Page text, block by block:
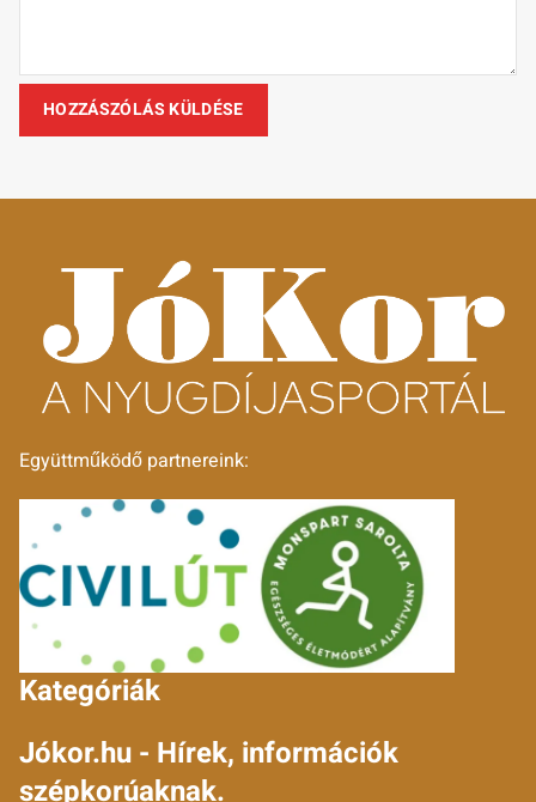
Együttműködő partnereink:
Kategóriák
Jókor.hu - Hírek, információk
szépkorúaknak.